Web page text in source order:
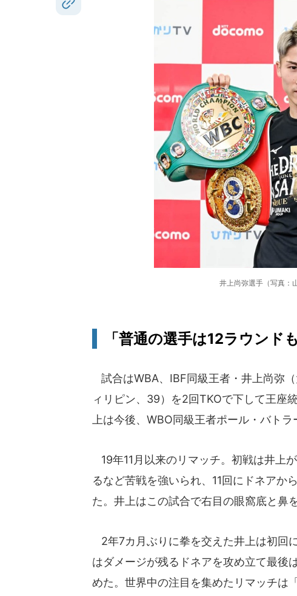
井上尚弥選手（写真：
「普通の選手は12ラウンド
試合はWBA、IBF同級王者・井上尚弥
ィリピン、39）を2回TKOで下して王座
上は今後、WBO同級王者ポール・バト
19年11月以来のリマッチ。初戦は井上
るなど苦戦を強いられ、11回にドネアか
た。井上はこの試合で右目の眼窩底と鼻
2年7カ月ぶりに拳を交えた井上は初回
はダメージが残るドネアを攻め立て最後
めた。世界中の注目を集めたリマッチは